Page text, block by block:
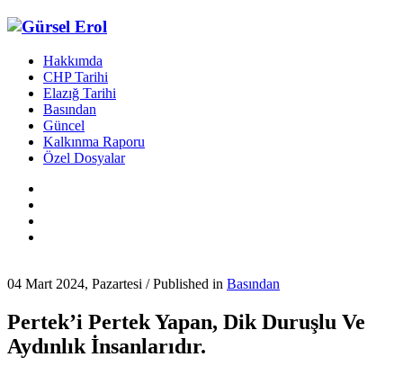
Hakkımda
CHP Tarihi
Elazığ Tarihi
Basından
Güncel
Kalkınma Raporu
Özel Dosyalar
04 Mart 2024, Pazartesi /Published in Basından
Pertek’i Pertek Yapan, Dik Duruşlu Ve
Aydınlık İnsanlarıdır.